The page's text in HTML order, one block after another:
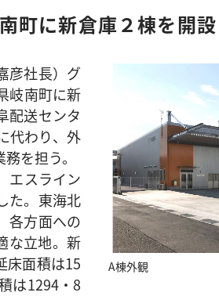
町に新倉庫２棟を開設
A棟外観
彦社長）グ
岐南町に新
配送センタ
代わり、外
を担う。
エスライン
た。東海北
各方面への
な立地。新
床面積は15
は1294・8